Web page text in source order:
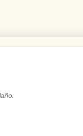
.